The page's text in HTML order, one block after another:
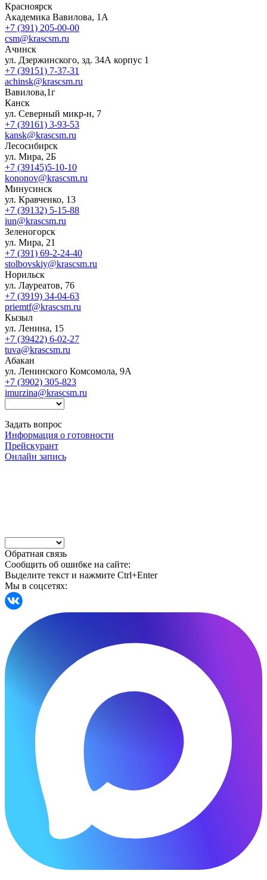
Красноярск
Академика Вавилова, 1А
+7 (391) 205-00-00
csm@krascsm.ru
Ачинск
ул. Дзержинского, зд. 34А корпус 1
+7 (39151) 7-37-31
achinsk@krascsm.ru
Вавилова,1г
Канск
ул. Северный микр-н, 7
+7 (39161) 3-93-53
kansk@krascsm.ru
Лесосибирск
ул. Мира, 2Б
+7 (39145)5-10-10
kononov@krascsm.ru
Минусинск
ул. Кравченко, 13
+7 (39132) 5-15-88
iun@krascsm.ru
Зеленогорск
ул. Мира, 21
+7 (391) 69-2-24-40
stolbovskiy@krascsm.ru
Норильск
ул. Лауреатов, 76
+7 (3919) 34-04-63
priemtf@krascsm.ru
Кызыл
ул. Ленина, 15
+7 (39422) 6-02-27
tuva@krascsm.ru
Абакан
ул. Ленинского Комсомола, 9А
+7 (3902) 305-823
imurzina@krascsm.ru
Задать вопрос
Информация о готовности
Прейскурант
Онлайн запись
Обратная связь
Сообщить об ошибке на сайте:
Выделите текст и нажмите Ctrl+Enter
Мы в соцсетях: